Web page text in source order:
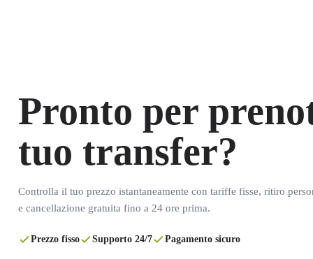
Pronto per
tuo transfer?
Controlla il tuo prezzo istantaneamente con tariffe fisse, ritiro
e cancellazione gratuita fino a 24 ore prima.
Prezzo fisso Supporto 24/7 Pagamento sicuro